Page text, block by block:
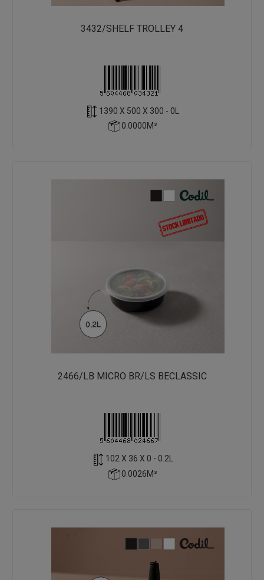
3432/SHELF TROLLEY 4
1390 X 500 X 300 - 0L
0.0000M³
2466/LB MICRO BR/LS BECLASSIC
102 X 36 X 0 - 0.2L
0.0026M³